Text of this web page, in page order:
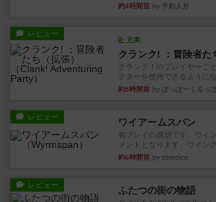
約4時間前 by 手動人形
レビュー
充実
クランク! ：冒険者た
クランク！のプレイヤーご
クターを使用できるようにな
約5時間前 by ぽっぽーくるっ
レビュー ワイアームスパン
初プレイの感想です。ウイ
メントとなります。ウイング
約6時間前 by daisdice
レビュー ふたつの街の物語